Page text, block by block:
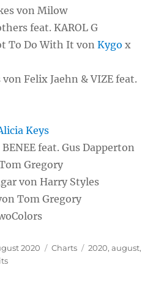
von Milow
feat. KAROL G
To Do With It vonKygo x
von Felix Jaehn & VIZE feat.
Keys
feat. Gus Dapperton
Gregory
von Harry Styles
Tom Gregory
2020 Kategorien
Charts Schlagwörter
2020,august,